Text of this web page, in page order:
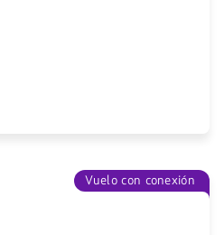
Vuelo con conexión